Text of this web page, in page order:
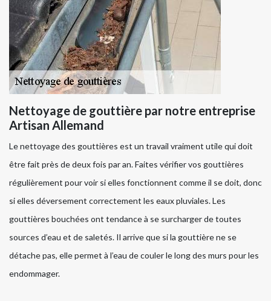
Nettoyage de gouttière par notre entreprise
Artisan Allemand
Le nettoyage des gouttières est un travail vraiment utile qui doit
être fait près de deux fois par an. Faites vérifier vos gouttières
régulièrement pour voir si elles fonctionnent comme il se doit, donc
si elles déversement correctement les eaux pluviales. Les
gouttières bouchées ont tendance à se surcharger de toutes
sources d’eau et de saletés. Il arrive que si la gouttière ne se
détache pas, elle permet à l’eau de couler le long des murs pour les
endommager.